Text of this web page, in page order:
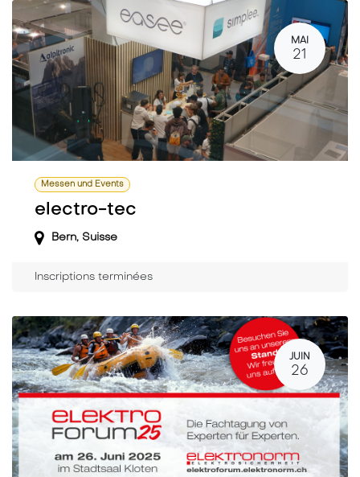
MAI
21
Messen und Events
electro-tec
Bern, Suisse
Inscriptions terminées
JUIN
26